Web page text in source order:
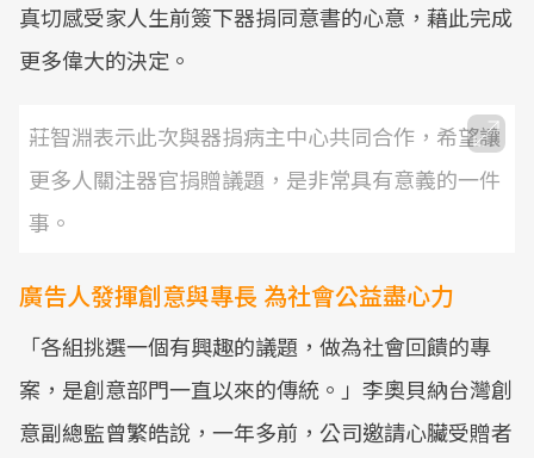
真切感受家人生前簽下器捐同意書的心意，藉此完成
更多偉大的決定。
莊智淵表示此次與器捐病主中心共同合作，希望讓
更多人關注器官捐贈議題，是非常具有意義的一件
事。
廣告人發揮創意與專長 為社會公益盡心力
「各組挑選一個有興趣的議題，做為社會回饋的專
案，是創意部門一直以來的傳統。」李奧貝納台灣創
意副總監曾繁皓說，一年多前，公司邀請心臟受贈者